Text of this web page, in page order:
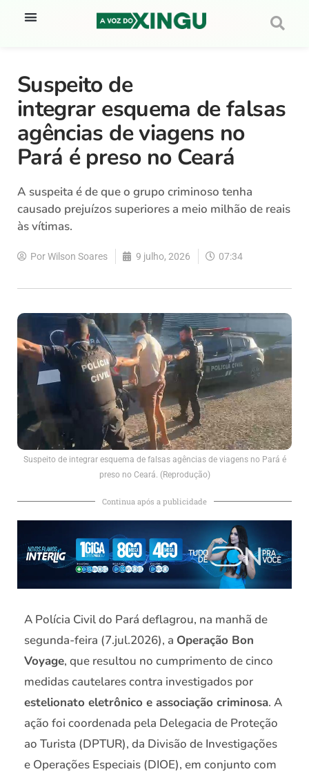
Suspeito de
integrar esquema de falsas
agências de viagens no
Pará é preso no Ceará
A suspeita é de que o grupo criminoso tenha
causado prejuízos superiores a meio milhão de reais
às vítimas.
PorWilson Soares 9 julho, 2026 07:34
Suspeito de integrar esquema de falsas agências de viagens no Pará é
preso no Ceará. (Reprodução)
Continua após a publicidade
A Polícia Civil do Pará deflagrou, na manhã de
segunda-feira (7.jul.2026), a Operação Bon
Voyage, que resultou no cumprimento de cinco
medidas cautelares contra investigados por
estelionato eletrônico e associação criminosa. A
ação foi coordenada pela Delegacia de Proteção
ao Turista (DPTUR), da Divisão de Investigações
e Operações Especiais (DIOE), em conjunto com